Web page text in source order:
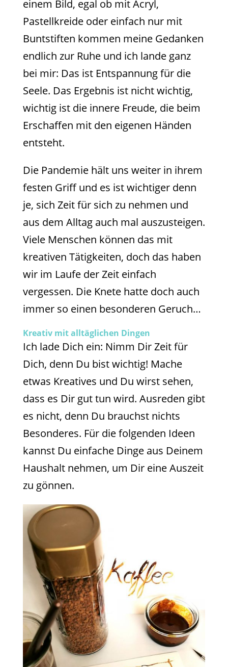
einem Bild, egal ob mit Acryl,
Pastellkreide oder einfach nur mit
Buntstiften kommen meine Gedanken
endlich zur Ruhe und ich lande ganz
bei mir: Das ist Entspannung für die
Seele. Das Ergebnis ist nicht wichtig,
wichtig ist die innere Freude, die beim
Erschaffen mit den eigenen Händen
entsteht.
Die Pandemie hält uns weiter in ihrem
festen Griff und es ist wichtiger denn
je, sich Zeit für sich zu nehmen und
aus dem Alltag auch mal auszusteigen.
Viele Menschen können das mit
kreativen Tätigkeiten, doch das haben
wir im Laufe der Zeit einfach
vergessen. Die Knete hatte doch auch
immer so einen besonderen Geruch…
Kreativ mit alltäglichen Dingen
Ich lade Dich ein: Nimm Dir Zeit für
Dich, denn Du bist wichtig! Mache
etwas Kreatives und Du wirst sehen,
dass es Dir gut tun wird. Ausreden gibt
es nicht, denn Du brauchst nichts
Besonderes. Für die folgenden Ideen
kannst Du einfache Dinge aus Deinem
Haushalt nehmen, um Dir eine Auszeit
zu gönnen.